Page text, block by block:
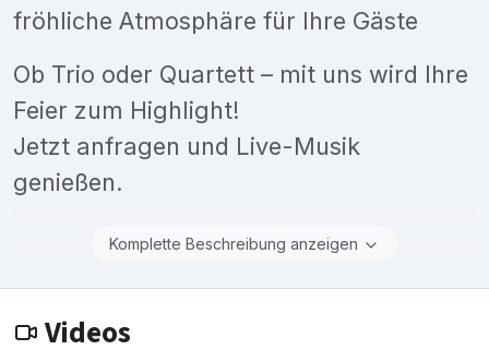
fröhliche Atmosphäre für Ihre Gäste
Ob Trio oder Quartett – mit uns wird Ihre
Feier zum Highlight!
Jetzt anfragen und Live-Musik
genießen.
Komplette Beschreibung anzeigen
Videos